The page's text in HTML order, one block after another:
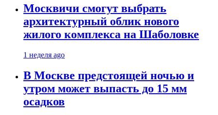
Москвичи смогут выбрать
архитектурный облик нового
жилого комплекса на Шаболовке
1 неделя ago
В Москве предстоящей ночью и
утром может выпасть до 15 мм
осадков